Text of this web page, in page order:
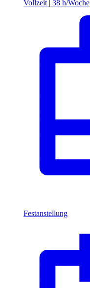
Vollzeit 38 h/Woche
Festanstellung